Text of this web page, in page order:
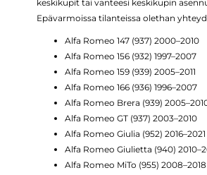
keskikupit tai vanteesi keskikupin
Epävarmoissa tilanteissa olethan
Alfa Romeo 147 (937) 2000–2010
Alfa Romeo 156 (932) 1997–2007
Alfa Romeo 159 (939) 2005–2011
Alfa Romeo 166 (936) 1996–2007
Alfa Romeo Brera (939)
Alfa Romeo GT (937) 2003–2010
Alfa Romeo Giulia (952) 2016–2021
Alfa Romeo Giulietta (940)
Alfa Romeo MiTo (955) 2008–2018